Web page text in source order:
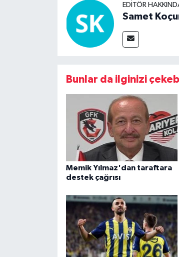
EDITÖR
Samet
Bunlar da ilginizi
Memik Yılmaz'dan taraftara
destek çağrısı